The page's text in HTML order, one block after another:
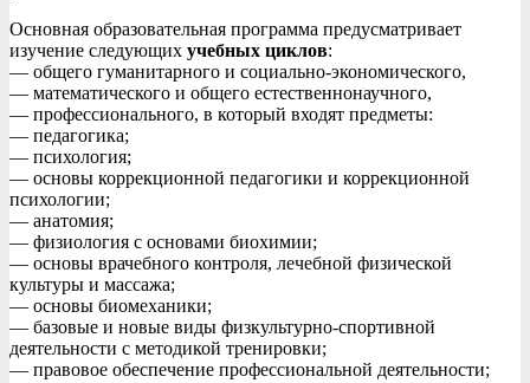
Основная образовательная программа предусматривает
изучение следующих учебных циклов:
— общего гуманитарного и социально-экономического,
— математического и общего естественнонаучного,
— профессионального, в который входят предметы:
— педагогика;
— психология;
— основы коррекционной педагогики и коррекционной
психологии;
— анатомия;
— физиология с основами биохимии;
— основы врачебного контроля, лечебной физической
культуры и массажа;
— основы биомеханики;
— базовые и новые виды физкультурно-спортивной
деятельности с методикой тренировки;
— правовое обеспечение профессиональной деятельности;